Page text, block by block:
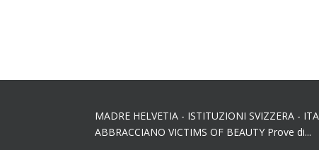
MADRE HELVETIA - ISTITUZIONI SVIZZERA -
ABBRACCIANO VICTIMS OF BEAUTY Prove di...